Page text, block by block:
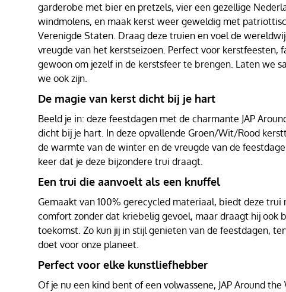
garderobe met bier en pretzels, vier een gezellige
windmolens, en maak kerst weer geweldig met
Verenigde Staten. Draag deze truien en voel de
vreugde van het kerstseizoen. Perfect voor kerstfeesten,
gewoon om jezelf in de kerstsfeer te brengen. Laten we
we ook zijn.
De magie van kerst dicht bij je hart
Beeld je in: deze feestdagen met de charmante JAP
dicht bij je hart. In deze opvallende Groen/Wit/Rood
de warmte van de winter en de vreugde van de
keer dat je deze bijzondere trui draagt.
Een trui die aanvoelt als een knuffel
Gemaakt van 100% gerecycled materiaal, biedt deze
comfort zonder dat kriebelig gevoel, maar draagt hij ook
toekomst. Zo kun jij in stijl genieten van de feestdagen,
doet voor onze planeet.
Perfect voor elke kunstliefhebber
Of je nu een kind bent of een volwassene, JAP Around